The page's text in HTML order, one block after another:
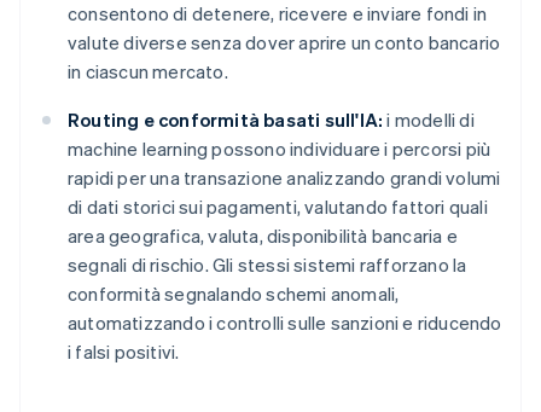
consentono di detenere, ricevere e inviare fondi in
valute diverse senza dover aprire un conto bancario
in ciascun mercato.
Routing e conformità basati sull'IA: i modelli di
machine learning possono individuare i percorsi più
rapidi per una transazione analizzando grandi volumi
di dati storici sui pagamenti, valutando fattori quali
area geografica, valuta, disponibilità bancaria e
segnali di rischio. Gli stessi sistemi rafforzano la
conformità segnalando schemi anomali,
automatizzando i controlli sulle sanzioni e riducendo
i falsi positivi.